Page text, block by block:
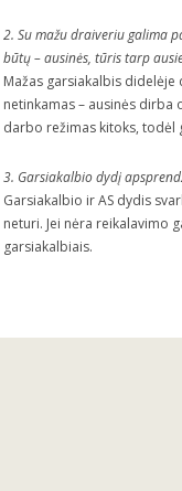
2. Su mažu draiveriu galima
būtų – ausinės, tūris tarp
Mažas garsiakalbis
netinkamas – ausinės
darbo režimas kitoks, todėl
3. Garsiakalbio dydį
Garsiakalbio ir AS dydis
neturi. Jei nėra reikalavimo
garsiakalbiais.